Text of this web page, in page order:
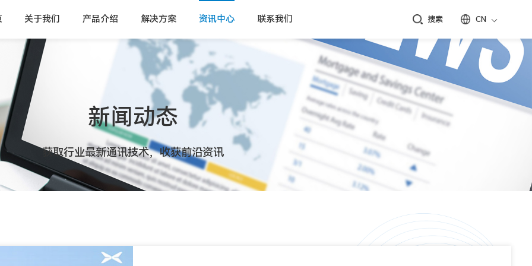
关于我们 产品介绍 解决方案 资讯中心 联系我们 搜索 CN
新闻动态
获取行业最新通讯技术，收获前沿资讯